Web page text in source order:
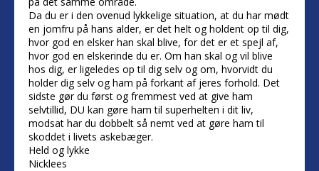
Da du er i den ovenud lykkelige situation, at du har mødt
en jomfru på hans alder, er det helt og holdent op til dig,
hvor god en elsker han skal blive, for det er et spejl af,
hvor god en elskerinde du er. Om han skal og vil blive
hos dig, er ligeledes op til dig selv og om, hvorvidt du
holder dig selv og ham på forkant af jeres forhold. Det
sidste gør du først og fremmest ved at give ham
selvtillid, DU kan gøre ham til superhelten i dit liv,
modsat har du dobbelt så nemt ved at gøre ham til
skoddet i livets askebæger.
Held og lykke
Nicklees